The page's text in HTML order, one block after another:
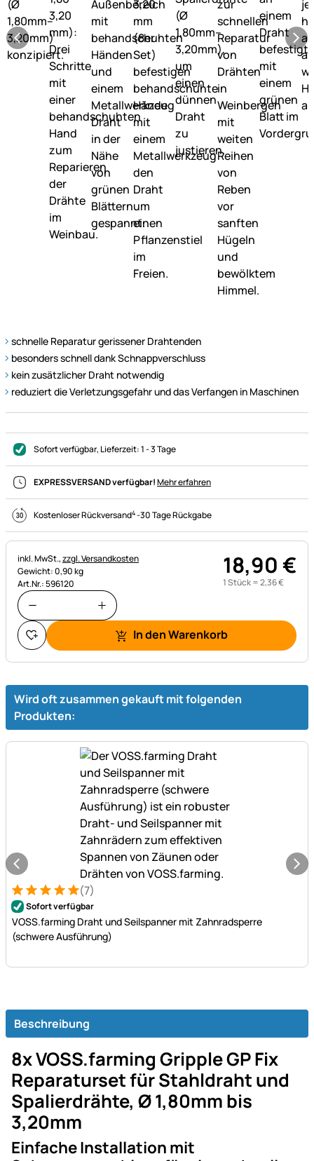
schnelle Reparatur gerissener Drahtenden
besonders schnell dank Schnappverschluss
kein zusätzlicher Draht notwendig
reduziert die Verletzungsgefahr und das Verfangen in Maschinen
Sofort verfügbar, Lieferzeit:1 - 3 Tage
EXPRESSVERSAND verfügbar!Mehr erfahren
Kostenloser Rückversand4-30 Tage Rückgabe
Steuerhinweis:
inkl. MwSt.,zzgl. Versandkosten
Gewicht: 0,90 kg
Art.Nr.: 596120
18,90€
1 Stück =2,36€
In den Warenkorb
Wird oft zusammen gekauft mit folgenden
Produkten:
Bewertung: 5 von 5 (7 Bewertungen)
7 Bewertungen(7)
Sofort verfügbar
VOSS.farming Draht und Seilspanner mit Zahnradsperre
(schwere Ausführung)
Beschreibung
8x VOSS.farming Gripple GP Fix
Reparaturset für Stahldraht und
Spalierdrähte, Ø 1,80mm bis
3,20mm
Einfache Installation mit